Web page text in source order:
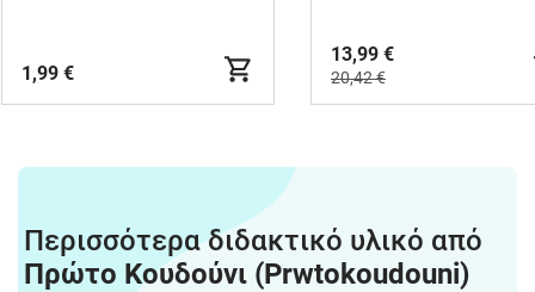
1,99 €
13,99 €
20,42 €
Περισσότερα διδακτικό υλικό από
Πρώτο Κουδούνι (Prwtokoudouni)